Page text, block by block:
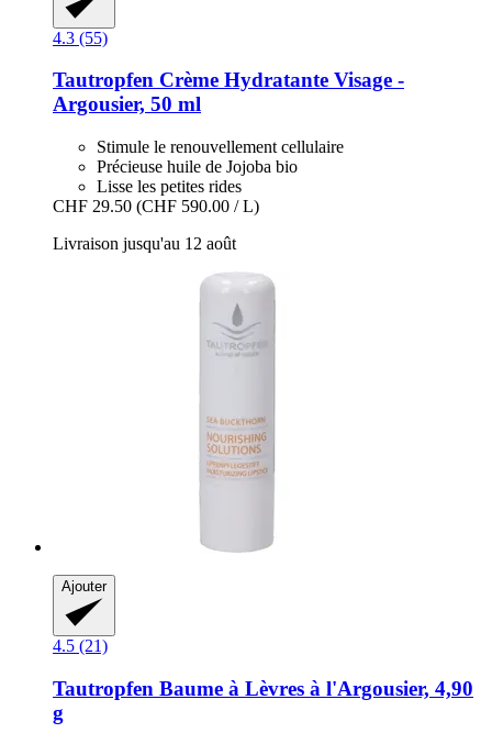
4.3 (55)
Tautropfen Crème Hydratante Visage -​
Argousier, 50 ml
Stimule le renouvellement cellulaire
Précieuse huile de Jojoba bio
Lisse les petites rides
CHF 29.50 (CHF 590.00 / L)
Livraison jusqu'au 12 août
Ajouter
4.5 (21)
Tautropfen Baume à Lèvres à l'Argousier, 4,90
g